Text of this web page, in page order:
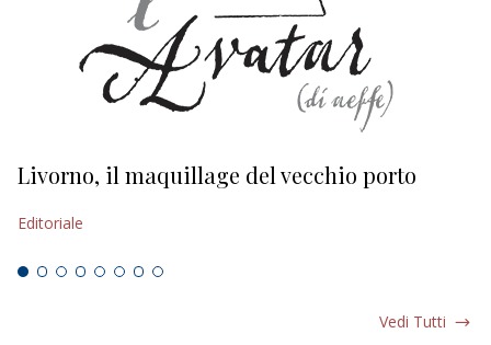
Livorno, il maquillage del vecchio porto
Editoriale
Vedi Tutti